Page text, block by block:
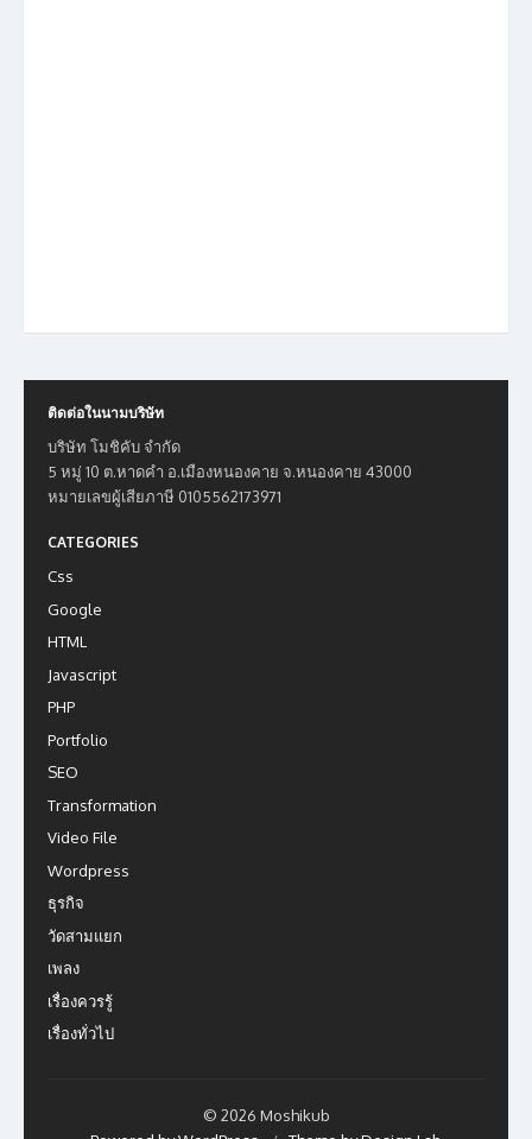
ติดต่อในนามบริษัท
บริษัท โมชิคับ จำกัด
5 หมู่ 10 ต.หาดคำ อ.เมืองหนองคาย จ.หนองคาย 43000
หมายเลขผู้เสียภาษี 0105562173971
CATEGORIES
Css
Google
HTML
Javascript
PHP
Portfolio
SEO
Transformation
Video File
Wordpress
ธุรกิจ
วัดสามแยก
เพลง
เรื่องควรรู้
เรื่องทั่วไป
© 2026 Moshikub